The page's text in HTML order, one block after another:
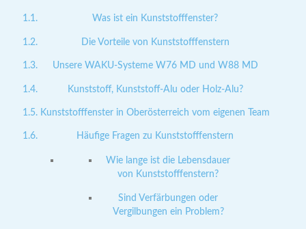
Was ist ein Kunststofffenster?
Die Vorteile von Kunststofffenstern
Unsere WAKU-Systeme W76 MD und W88 MD
Kunststoff, Kunststoff-Alu oder Holz-Alu?
Kunststofffenster in Oberösterreich vom eigenen Team
Häufige Fragen zu Kunststofffenstern
Wie lange ist die Lebensdauer
von Kunststofffenstern?
Sind Verfärbungen oder
Vergilbungen ein Problem?